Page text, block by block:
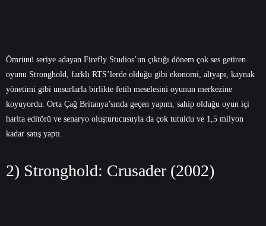
Ömrünü seriye adayan Firefly Studios’un çıktığı dönem çok ses getiren
oyunu Stronghold, farklı RTS’lerde olduğu gibi ekonomi, altyapı, kaynak
yönetimi gibi unsurlarla birlikte fetih meselesini oyunun merkezine
koyuyordu. Orta Çağ Britanya’sında geçen yapım, sahip olduğu oyun içi
harita editörü ve senaryo oluşturucusuyla da çok tutuldu ve 1,5 milyon
kadar satış yaptı.
2) Stronghold: Crusader (2002)